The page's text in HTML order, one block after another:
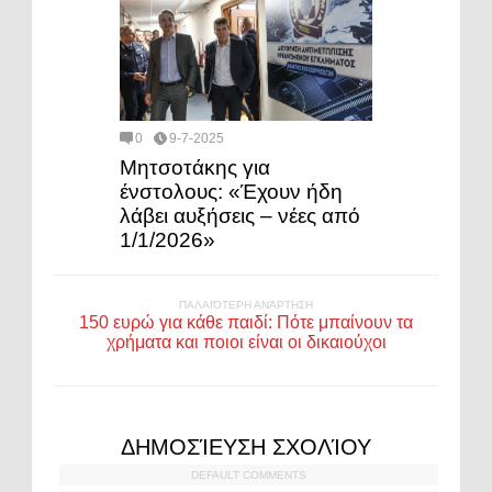
0 9-7-2025
Μητσοτάκης για
ένστολους: «Έχουν ήδη
λάβει αυξήσεις – νέες από
1/1/2026»
ΠΑΛΑΙΌΤΕΡΗ ΑΝΆΡΤΗΣΗ
150 ευρώ για κάθε παιδί: Πότε μπαίνουν τα
χρήματα και ποιοι είναι οι δικαιούχοι
ΔΗΜΟΣΊΕΥΣΗ ΣΧΟΛΊΟΥ
DEFAULT COMMENTS